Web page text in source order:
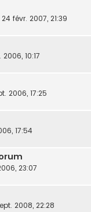
24 févr. 2007, 21:39
10:17
2006, 17:25
17:54
23:07
2008, 22:28